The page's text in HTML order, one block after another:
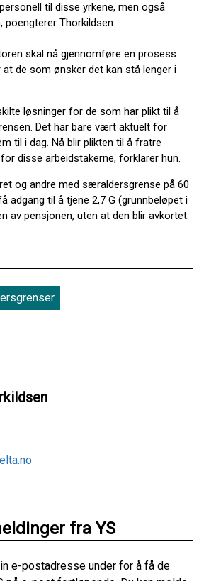
til disse yrkene, men også
poengterer Thorkildsen.
skal nå gjennomføre en prosess
de som ønsker det kan stå lenger i
løsninger for de som har plikt til å
Det har bare vært aktuelt for
til i dag. Nå blir plikten til å fratre
disse arbeidstakerne, forklarer hun.
og andre med særaldersgrense på 60
adgang til å tjene 2,7 G (grunnbeløpet i
av pensjonen, uten at den blir avkortet.
fra YS
e-postadresse under for å få de